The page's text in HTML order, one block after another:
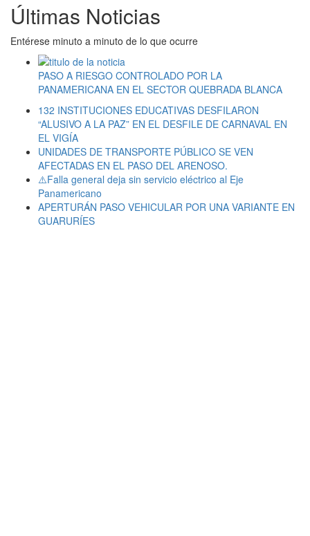
Últimas Noticias
Entérese minuto a minuto de lo que ocurre
PASO A RIESGO CONTROLADO POR LA
PANAMERICANA EN EL SECTOR QUEBRADA BLANCA
132 INSTITUCIONES EDUCATIVAS DESFILARON
“ALUSIVO A LA PAZ” EN EL DESFILE DE CARNAVAL EN
EL VIGÍA
UNIDADES DE TRANSPORTE PÚBLICO SE VEN
AFECTADAS EN EL PASO DEL ARENOSO.
⚠️Falla general deja sin servicio eléctrico al Eje
Panamericano
APERTURÁN PASO VEHICULAR POR UNA VARIANTE EN
GUARURÍES